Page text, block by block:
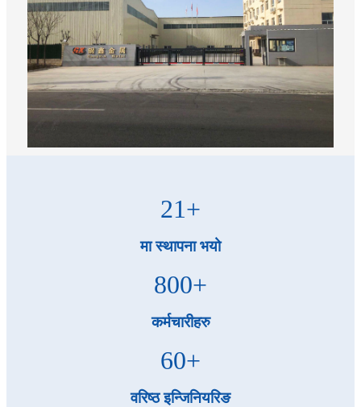
21+
मा स्थापना भयो
800+
कर्मचारीहरु
60+
वरिष्ठ इन्जिनियरिङ